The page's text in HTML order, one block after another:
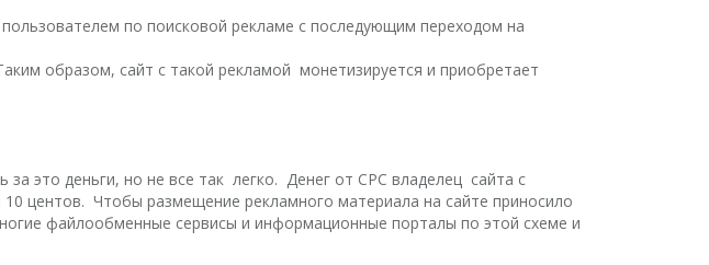
по поисковой рекламе с последующим переходом на
образом, сайт с такой рекламой монетизируется и приобретает
это деньги, но не все так легко. Денег от CPC владелец сайта с
центов. Чтобы размещение рекламного материала на сайте приносило
файлообменные сервисы и информационные порталы по этой схеме и